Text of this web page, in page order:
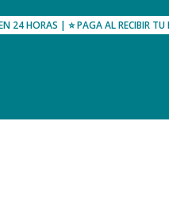
24 HORAS | ⭐ PAGA AL RECIBIR